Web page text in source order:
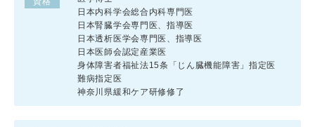
日本内科学会総合内科専門医
日本腎臓学会専門医、指導医
日本透析医学会専門医、指導医
日本医師会認定産業医
身体障害者福祉法15条「じん臓機能障害」指定医
難病指定医
神奈川県緩和ケア研修修了